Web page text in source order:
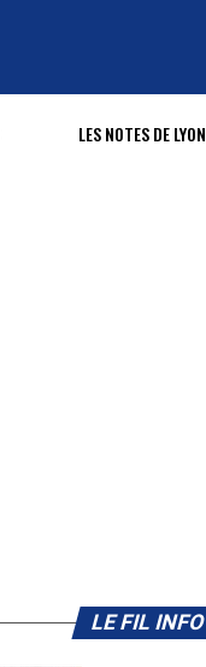
LES NOTES DE
LE FIL INFO